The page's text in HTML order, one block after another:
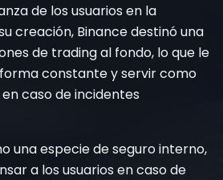
de los usuarios en la
creación, Binance destinó una
de trading al fondo, lo que le
constante y servir como
caso de incidentes
una especie de seguro interno,
a los usuarios en caso de